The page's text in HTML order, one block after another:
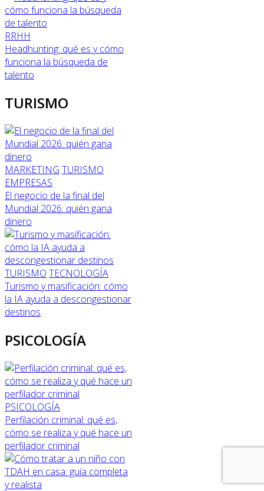
RRHH
Headhunting: qué es y cómo
funciona la búsqueda de
talento
TURISMO
MARKETING TURISMO
EMPRESAS
El negocio de la final del
Mundial 2026: quién gana
dinero
TURISMO TECNOLOGÍA
Turismo y masificación: cómo
la IA ayuda a descongestionar
destinos
PSICOLOGÍA
PSICOLOGÍA
Perfilación criminal: qué es,
cómo se realiza y qué hace un
perfilador criminal